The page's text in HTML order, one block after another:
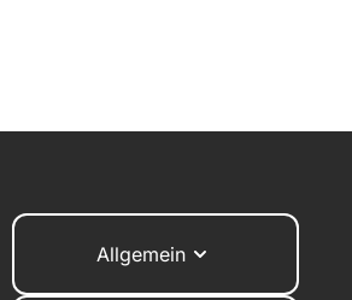
Allgemein